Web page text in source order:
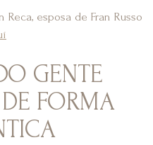
esposa de Fran Russo
GENTE
FORMA